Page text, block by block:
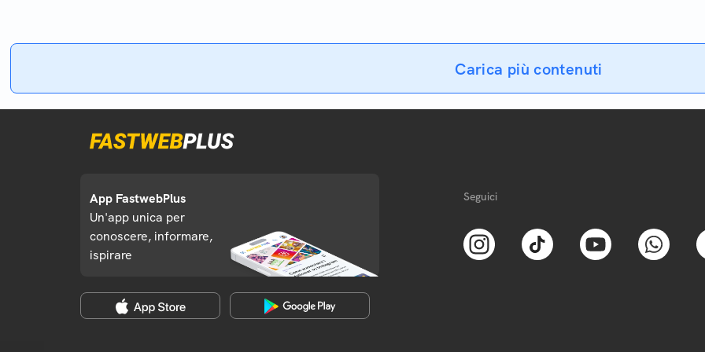
Carica più contenuti
App FastwebPlus
Un'app unica per
conoscere, informare,
ispirare
Seguici